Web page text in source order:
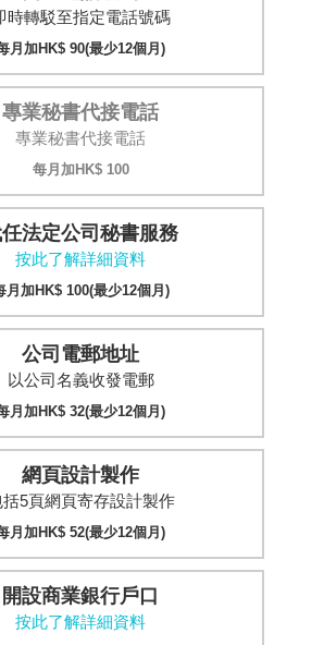
時轉駁至指定電話號碼
月加HK$ 90(最少12個月)
專業秘書代接電話
專業秘書代接電話
每月加HK$ 100
法定公司秘書服務
按此了解詳細資料
月加HK$ 100(最少12個月)
公司電郵地址
以公司名義收發電郵
月加HK$ 32(最少12個月)
網頁設計製作
括5頁網頁寄存設計製作
月加HK$ 52(最少12個月)
開設商業銀行戶口
按此了解詳細資料